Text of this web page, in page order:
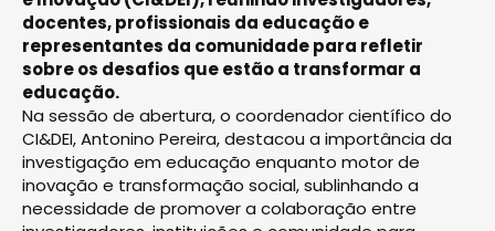
docentes, profissionais da educação e
representantes da comunidade para refletir
sobre os desafios que estão a transformar a
educação.
Na sessão de abertura, o coordenador científico do
CI&DEI, Antonino Pereira, destacou a importância da
investigação em educação enquanto motor de
inovação e transformação social, sublinhando a
necessidade de promover a colaboração entre